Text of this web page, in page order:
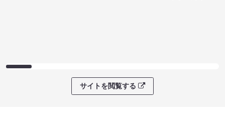
サイトを閲覧する